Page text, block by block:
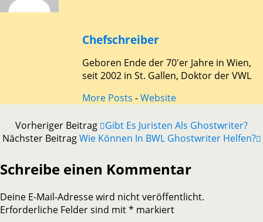
Chefschreiber
Geboren Ende der 70'er Jahre in Wien,
seit 2002 in St. Gallen, Doktor der VWL
More Posts -Website
Vorheriger Beitrag
Gibt Es Juristen Als Ghostwriter?
Nächster BeitragWie Können In BWL Ghostwriter Helfen?
Schreibe einen Kommentar
Deine E-Mail-Adresse wird nicht veröffentlicht.
Erforderliche Felder sind mit* markiert